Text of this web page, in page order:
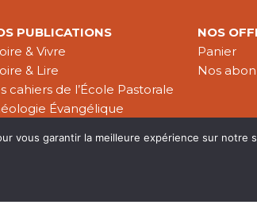
PUBLICATIONS
& Vivre
& Lire
cahiers de l’École Pastorale
Évangélique
NOS
Panier
Nos
Mentions légales & données
CGV
vous garantir la meilleure expérience sur